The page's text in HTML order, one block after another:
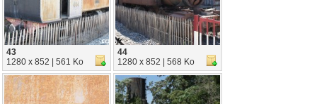
43
1280 x 852 | 561 Ko
44
1280 x 852 | 568 Ko